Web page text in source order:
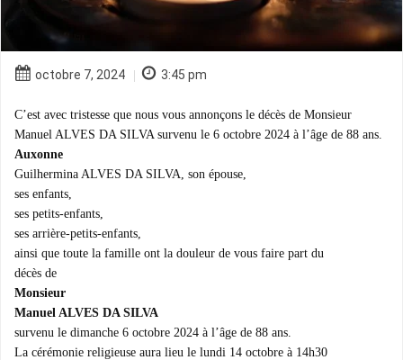
octobre 7, 2024 3:45 pm
C’est avec tristesse que nous vous annonçons le décès de Monsieur
Manuel ALVES DA SILVA survenu le 6 octobre 2024 à l’âge de 88 ans.
Auxonne
Guilhermina ALVES DA SILVA, son épouse,
ses enfants,
ses petits-enfants,
ses arrière-petits-enfants,
ainsi que toute la famille ont la douleur de vous faire part du
décès de
Monsieur
Manuel ALVES DA SILVA
survenu le dimanche 6 octobre 2024 à l’âge de 88 ans.
La cérémonie religieuse aura lieu le lundi 14 octobre à 14h30